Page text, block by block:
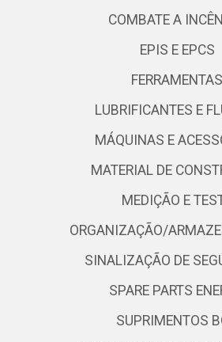
COMBATE A
EPIS E EPCS
FERRAMENTAS
LUBRIFICANTES E
MÁQUINAS E
MATERIAL DE
MEDIÇÃO E
ORGANIZAÇÃO/
SINALIZAÇÃO DE
SPARE PARTS
SUPRIMENTOS